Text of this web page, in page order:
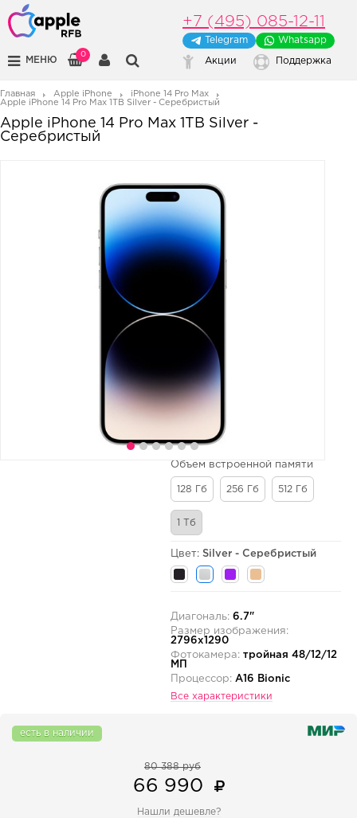
МЕНЮ
0
+7 (495) 085-12-11
Telegram Whatsapp
Акции Поддержка
Главная Apple iPhone
iPhone 14 Pro Max
Apple iPhone 14 Pro Max 1TB Silver - Серебристый
Apple iPhone 14 Pro Max 1TB Silver -
Серебристый
Объем встроенной памяти
128 Гб 256 Гб 512 Гб
1 Тб
Цвет: Silver - Серебристый
Диагональ: 6.7"
Размер изображения:
2796x1290
Фотокамера: тройная 48/12/12
МП
Процессор: A16 Bionic
Все характеристики
есть в наличии
80 388 руб
66 990
Нашли дешевле?